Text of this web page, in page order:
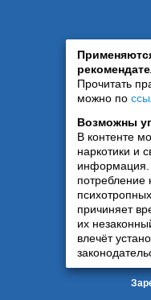
Прочитать
можно по
Возможны
В контенте
наркотики и
информация.
потребление
причиняет
их
влечёт